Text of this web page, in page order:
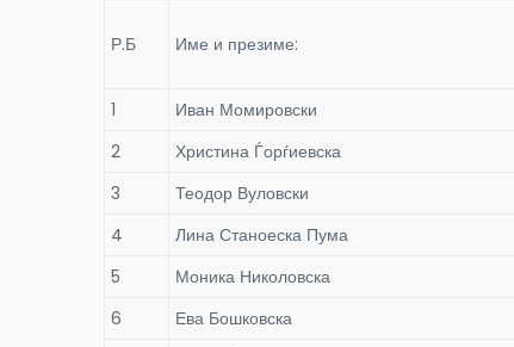
Р.Б Име и презиме:
1 Иван Момировски
2
Христина Ѓорѓиевска
3
Теодор Вуловски
4
Лина Станоеска Пума
5
Моника Николовска
6
Ева Бошковска